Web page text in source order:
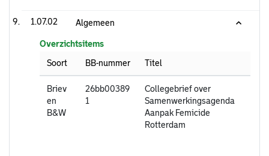
1.07.02 Algemeen
Overzichtsitems
Soort
BB-nummer Titel
Briev
en
B&W
26bb00389
1
Collegebrief over
Samenwerkingsagenda
Aanpak Femicide
Rotterdam